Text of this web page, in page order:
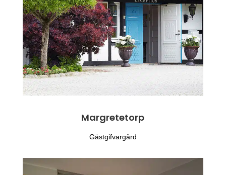
Margretetorp
Gästgifvargård